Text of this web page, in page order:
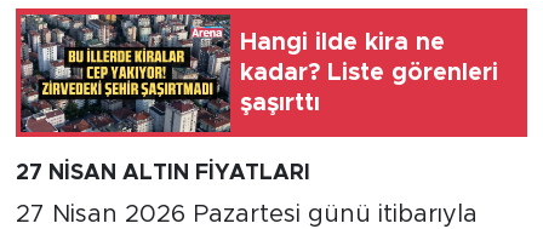
Hangi ilde kira ne
kadar? Liste görenleri
şaşırttı
27 NİSAN ALTIN FİYATLARI
27 Nisan 2026 Pazartesi günü itibarıyla